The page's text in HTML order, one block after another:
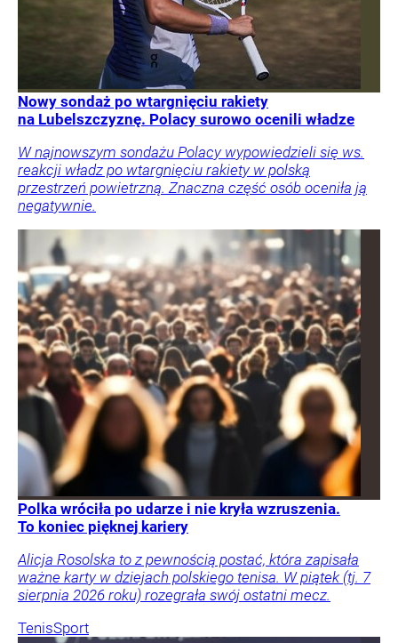
Nowy sondaż po wtargnięciu rakiety
na Lubelszczyznę. Polacy surowo ocenili władze
W najnowszym sondażu Polacy wypowiedzieli się ws.
reakcji władz po wtargnięciu rakiety w polską
przestrzeń powietrzną. Znaczna część osób oceniła ją
negatywnie.
Polka wróciła po udarze i nie kryła wzruszenia.
To koniec pięknej kariery
Alicja Rosolska to z pewnością postać, która zapisała
ważne karty w dziejach polskiego tenisa. W piątek (tj. 7
sierpnia 2026 roku) rozegrała swój ostatni mecz.
TenisSport